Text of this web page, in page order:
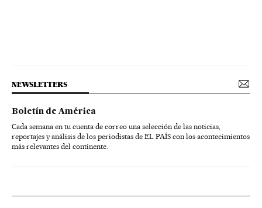
NEWSLETTERS
Boletín de América
Cada semana en tu cuenta de correo una selección de las noticias,
reportajes y análisis de los periodistas de EL PAÍS con los acontecimientos
más relevantes del continente.